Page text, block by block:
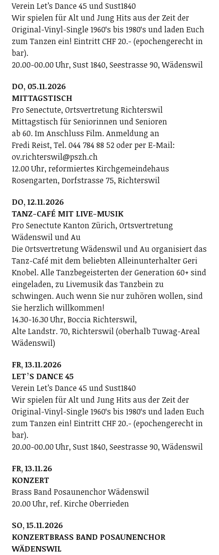
Verein Letʼs Dance 45 und Sust1840
Wir spielen für Alt und Jung Hits aus der Zeit der
Original-Vinyl-Single 1960ʻs bis 1980ʻs und laden Euch
zum Tanzen ein! Eintritt CHF 20.- (epochengerecht in
bar).
20.00-00.00 Uhr, Sust 1840, Seestrasse 90, Wädenswil
DO, 05.11.2026
MITTAGSTISCH
Pro Senectute, Ortsvertretung Richterswil
Mittagstisch für Seniorinnen und Senioren
ab 60. Im Anschluss Film. Anmeldung an
Fredi Reist, Tel. 044 784 88 52 oder per E-Mail:
ov.richterswil@pszh.ch
12.00 Uhr, reformiertes Kirchgemeindehaus
Rosengarten, Dorfstrasse 75, Richterswil
DO, 12.11.2026
TANZ-CAFÉ MIT LIVE-MUSIK
Pro Senectute Kanton Zürich, Ortsvertretung
Wädenswil und Au
Die Ortsvertretung Wädenswil und Au organisiert das
Tanz-Café mit dem beliebten Alleinunterhalter Geri
Knobel. Alle Tanzbegeisterten der Generation 60+ sind
eingeladen, zu Livemusik das Tanzbein zu
schwingen. Auch wenn Sie nur zuhören wollen, sind
Sie herzlich willkommen!
14.30-16.30 Uhr, Boccia Richterswil,
Alte Landstr. 70, Richterswil (oberhalb Tuwag-Areal
Wädenswil)
FR, 13.11.2026
LETʼS DANCE 45
Verein Letʼs Dance 45 und Sust1840
Wir spielen für Alt und Jung Hits aus der Zeit der
Original-Vinyl-Single 1960ʻs bis 1980ʻs und laden Euch
zum Tanzen ein! Eintritt CHF 20.- (epochengerecht in
bar).
20.00-00.00 Uhr, Sust 1840, Seestrasse 90, Wädenswil
FR, 13.11.26
KONZERT
Brass Band Posaunenchor Wädenswil
20.00 Uhr, ref. Kirche Oberrieden
SO, 15.11.2026
KONZERTBRASS BAND POSAUNENCHOR
WÄDENSWIL